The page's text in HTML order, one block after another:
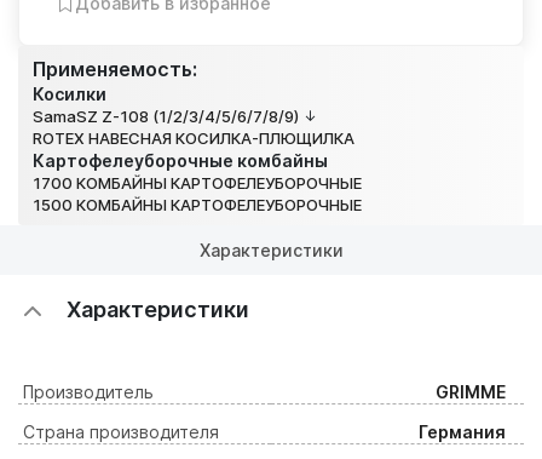
Применяемость:
Косилки
SamaSZ Z-108 (1/2/3/4/5/6/7/8/9)
ROTEX НАВЕСНАЯ КОСИЛКА-ПЛЮЩИЛКА
Картофелеуборочные комбайны
1700 КОМБАЙНЫ КАРТОФЕЛЕУБОРОЧНЫЕ
1500 КОМБАЙНЫ КАРТОФЕЛЕУБОРОЧНЫЕ
Характеристики
Характеристики
Производитель
GRIMME
Страна производителя
Германия